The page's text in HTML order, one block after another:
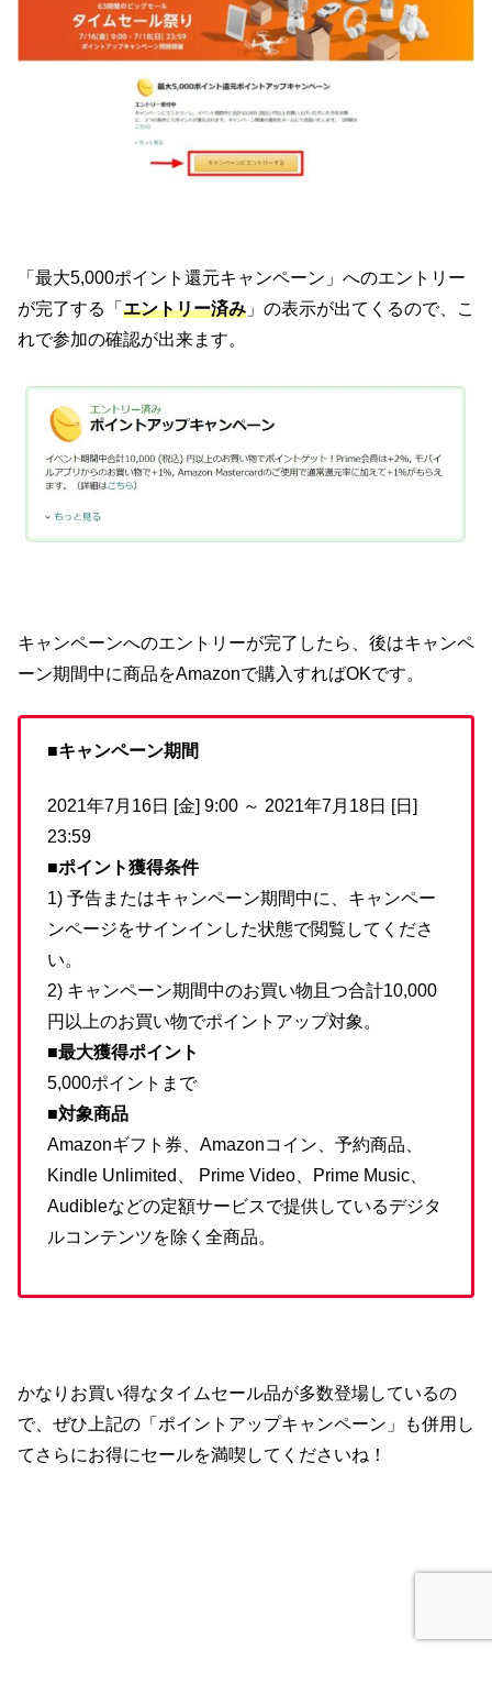
「最大5,000ポイント還元キャンペーン」へのエントリー
が完了する「 エントリー済み 」の表示が出てくるので、こ
れで参加の確認が出来ます。
キャンペーンへのエントリーが完了したら、後はキャンペ
ーン期間中に商品をAmazonで購入すればOKです。
■キャンペーン期間
2021年7月16日 [金] 9:00 ～ 2021年7月18日 [日]
23:59
■ポイント獲得条件
1) 予告またはキャンペーン期間中に、キャンペー
ンページをサインインした状態で閲覧してくださ
い。
2) キャンペーン期間中のお買い物且つ合計10,000
円以上のお買い物でポイントアップ対象。
■最大獲得ポイント
5,000ポイントまで
■対象商品
Amazonギフト券、Amazonコイン、予約商品、
Kindle Unlimited、 Prime Video、Prime Music、
Audibleなどの定額サービスで提供しているデジタ
ルコンテンツを除く全商品。
かなりお買い得なタイムセール品が多数登場しているの
で、ぜひ上記の「ポイントアップキャンペーン」も併用し
てさらにお得にセールを満喫してくださいね！